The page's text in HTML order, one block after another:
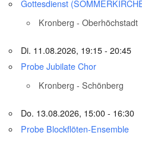
Gottesdienst
Kronberg - Oberhöchstadt
Di. 11.08.2026, 19:15 - 20:45
Probe Jubilate Chor
Kronberg - Schönberg
Do. 13.08.2026, 15:00 - 16:30
Probe Blockflöten-Ensemble